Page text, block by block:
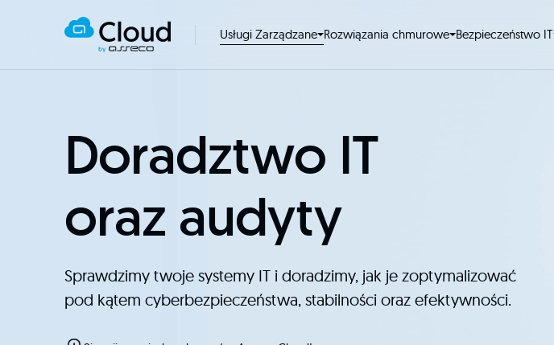
Usługi Zarządzane Rozwiązania chmurowe Bezpieczeństwo IT
Doradztwo IT
oraz audyty
Sprawdzimy twoje systemy IT i doradzimy, jak je zoptymalizować
pod kątem cyberbezpieczeństwa, stabilności oraz efektywności.